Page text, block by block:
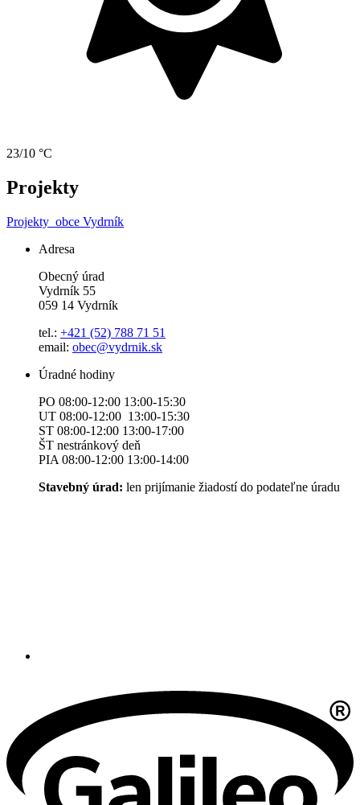
23/10 °C
Projekty
Projekty obce Vydrník
Adresa
Obecný úrad
Vydrník 55
059 14 Vydrník
tel.: +421 (52) 788 71 51
email: obec@vydrnik.sk
Úradné hodiny
PO 08:00-12:00 13:00-15:30
UT 08:00-12:00 13:00-15:30
ST 08:00-12:00 13:00-17:00
ŠT nestránkový deň
PIA 08:00-12:00 13:00-14:00
Stavebný úrad: len prijímanie žiadostí do podateľne úradu